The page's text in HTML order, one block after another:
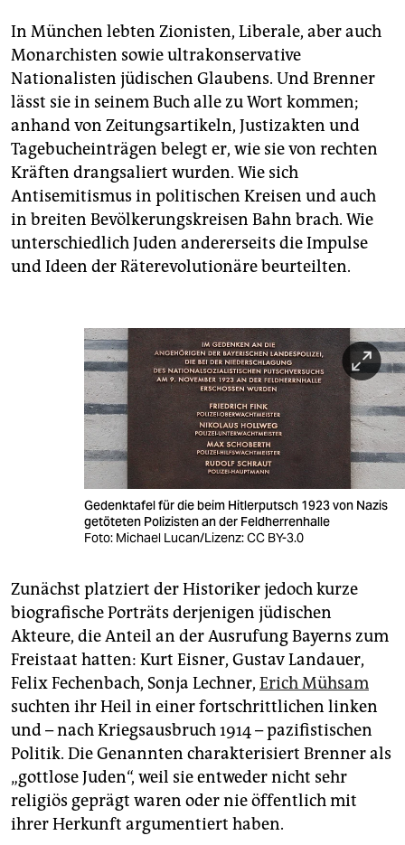
In München lebten Zionisten, Liberale, aber auch
Monarchisten sowie ultrakonservative
Nationalisten jüdischen Glaubens. Und Brenner
lässt sie in seinem Buch alle zu Wort kommen;
anhand von Zeitungsartikeln, Justizakten und
Tagebucheinträgen belegt er, wie sie von rechten
Kräften drangsaliert wurden. Wie sich
Antisemitismus in politischen Kreisen und auch
in breiten Bevölkerungskreisen Bahn brach. Wie
unterschiedlich Juden andererseits die Impulse
und Ideen der Räterevolutionäre beurteilten.
Gedenktafel für die beim Hitlerputsch 1923 von Nazis
getöteten Polizisten an der Feldherrenhalle
Foto: Michael Lucan/Lizenz: CC BY-3.0
Zunächst platziert der Historiker jedoch kurze
biografische Porträts derjenigen jüdischen
Akteure, die Anteil an der Ausrufung Bayerns zum
Freistaat hatten: Kurt Eisner, Gustav Landauer,
Felix Fechenbach, Sonja Lechner, Erich Mühsam
suchten ihr Heil in einer fortschrittlichen linken
und – nach Kriegsausbruch 1914 – pazifistischen
Politik. Die Genannten charakterisiert Brenner als
„gottlose Juden“, weil sie entweder nicht sehr
religiös geprägt waren oder nie öffentlich mit
ihrer Herkunft argumentiert haben.